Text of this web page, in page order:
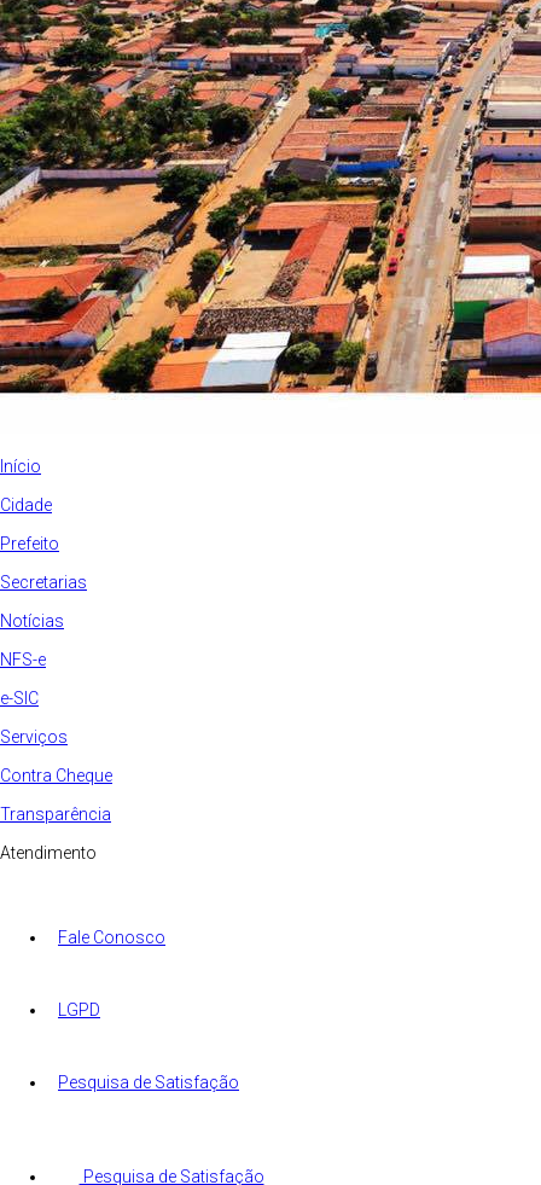
Início
Cidade
Prefeito
Secretarias
Notícias
NFS-e
e-SIC
Serviços
Contra Cheque
Transparência
Atendimento
Fale Conosco
LGPD
Pesquisa de Satisfação
Pesquisa de Satisfação